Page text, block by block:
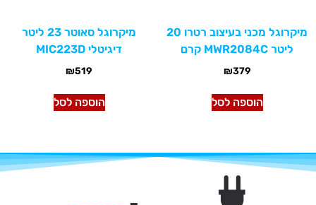
מיקרוגל מכני בעיצוב רטרו 20
ליטר MWR2084C קרם
₪379
הוספה לסל
מיקרוגל סאוטר 23 ליטר
דיגיטלי MIC223D
₪519
הוספה לסל